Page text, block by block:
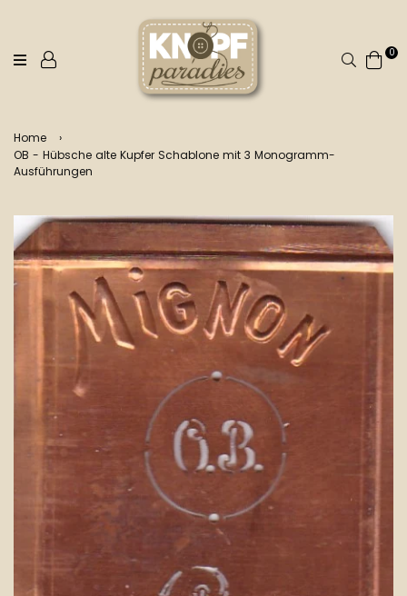
Suchen
0
Home
›
OB - Hübsche alte Kupfer Schablone mit 3 Monogramm-
Ausführungen